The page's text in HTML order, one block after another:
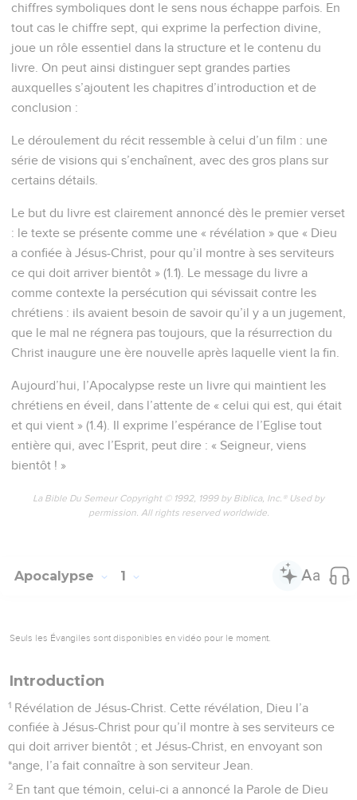
chiffres symboliques dont le sens nous échappe parfois. En
tout cas le chiffre sept, qui exprime la perfection divine,
joue un rôle essentiel dans la structure et le contenu du
livre. On peut ainsi distinguer sept grandes parties
auxquelles s’ajoutent les chapitres d’introduction et de
conclusion :
Le déroulement du récit ressemble à celui d’un film : une
série de visions qui s’enchaînent, avec des gros plans sur
certains détails.
Le but du livre est clairement annoncé dès le premier verset
: le texte se présente comme une « révélation » que « Dieu
a confiée à Jésus-Christ, pour qu’il montre à ses serviteurs
ce qui doit arriver bientôt » (1.1). Le message du livre a
comme contexte la persécution qui sévissait contre les
chrétiens : ils avaient besoin de savoir qu’il y a un jugement,
que le mal ne régnera pas toujours, que la résurrection du
Christ inaugure une ère nouvelle après laquelle vient la fin.
Aujourd’hui, l’Apocalypse reste un livre qui maintient les
chrétiens en éveil, dans l’attente de « celui qui est, qui était
et qui vient » (1.4). Il exprime l’espérance de l’Eglise tout
entière qui, avec l’Esprit, peut dire : « Seigneur, viens
bientôt ! »
La Bible Du Semeur Copyright © 1992, 1999 by Biblica, Inc.® Used by
permission. All rights reserved worldwide.
Apocalypse 1
Seuls les Évangiles sont disponibles en vidéo pour le moment.
Introduction
1 Révélation de Jésus-Christ. Cette révélation, Dieu l’a
confiée à Jésus-Christ pour qu’il montre à ses serviteurs ce
qui doit arriver bientôt ; et Jésus-Christ, en envoyant son
*ange, l’a fait connaître à son serviteur Jean.
2 En tant que témoin, celui-ci a annoncé la Parole de Dieu